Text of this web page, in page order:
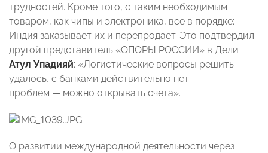
трудностей. Кроме того, с таким необходимым
товаром, как чипы и электроника, все в порядке:
Индия заказывает их и перепродает. Это подтвердил
другой представитель «ОПОРЫ РОССИИ» в Дели
Атул Упадияй: «Логистические вопросы решить
удалось, с банками действительно нет
проблем — можно открывать счета».
О развитии международной деятельности через